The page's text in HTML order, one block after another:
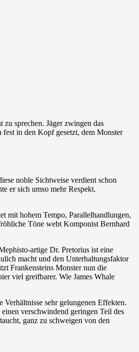
sprechen. Jäger zwingen das
in den Kopf gesetzt, dem Monster
noble Sichtweise verdient schon
er sich umso mehr Respekt.
mit hohem Tempo, Parallelhandlungen,
Töne webt Komponist Bernhard
artige Dr. Pretorius ist eine
macht und den Unterhaltungsfaktor
Frankensteins Monster nun die
viel greifbarer. Wie James Whale
sehr gelungenen Effekten.
verschwindend geringen Teil des
ganz zu schweigen von den